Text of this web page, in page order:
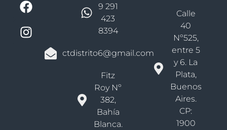
9 291
423
8394
ctdistrito6@gmail.com
Fitz
Roy Nº
382,
Bahía
Blanca.
Calle
40
Nº525,
entre 5
y 6. La
Plata,
Buenos
Aires.
CP:
1900